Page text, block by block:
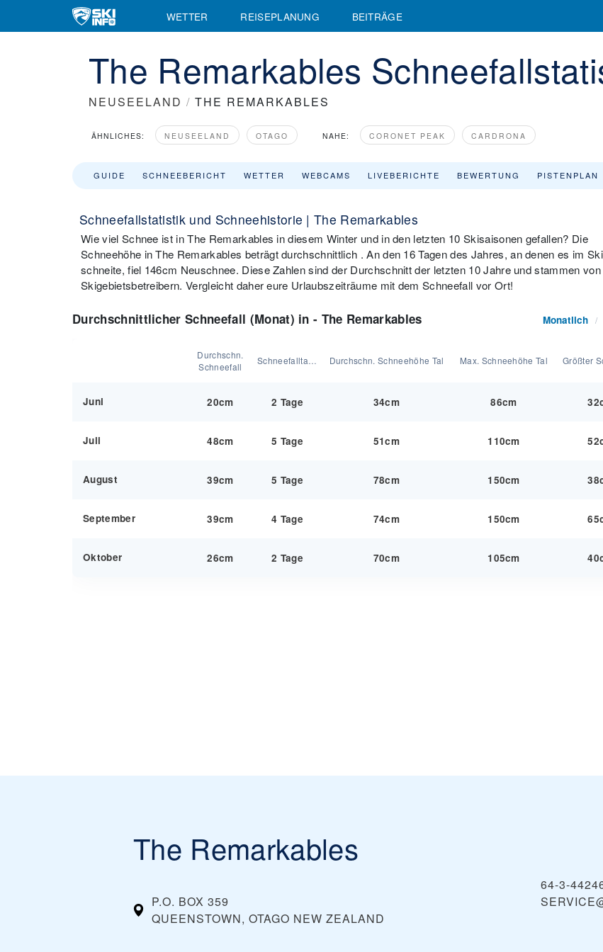
WETTER REISEPLANUNG BEITRÄGE
The Remarkables
NEUSEELAND / THE REMARKABLES
ÄHNLICHES: NEUSEELAND OTAGO NAHE: CORONET PEAK CARDRONA
GUIDE SCHNEEBERICHT WETTER WEBCAMS LIVEBERICHTE BEWERTUNG PISTENPLAN
Schneefallstatistik und Schneehistorie | The Remarkables
Wie viel Schnee ist in The Remarkables in diesem Winter und in den letzten 10 Skisaisonen gefallen? Die
Schneehöhe in The Remarkables beträgt durchschnittlich . An den 16 Tagen des Jahres, an denen es im
schneite, fiel 146cm Neuschnee. Diese Zahlen sind der Durchschnitt der letzten 10 Jahre und stammen von
Skigebietsbetreibern. Vergleicht daher eure Urlaubszeiträume mit dem Schneefall vor Ort!
Durchschnittlicher Schneefall (Monat) in - The Remarkables Monatlich /
Durchschn.
Schneefall
Schneefalltage: Durchschn. Schneehöhe Tal Max. Schneehöhe Tal Größter
Juni 20cm 2 Tage 34cm 86cm
Juli 48cm 5 Tage 51cm 110cm
August 39cm 5 Tage 78cm 150cm
September 39cm 4 Tage 74cm 150cm
Oktober 26cm 2 Tage 70cm 105cm
The Remarkables
P.O. BOX 359
QUEENSTOWN, OTAGO NEW ZEALAND
64-3-